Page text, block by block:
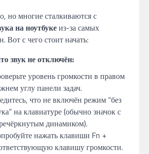
но многие сталкиваются с
на ноутбукеиз-за самых
Вот с чего стоит начать:
звук не отключён:
уровень громкости в правом
углу панели задач.
что не включён режим “без
на клавиатуре (обычно значок с
динамиком).
нажать клавиши Fn +
клавишу громкости.